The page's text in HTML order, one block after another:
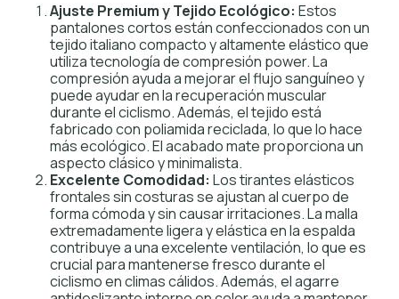
Ajuste Premium y Tejido Ecológico: Estos
pantalones cortos están confeccionados con un
tejido italiano compacto y altamente elástico que
utiliza tecnología de compresión power. La
compresión ayuda a mejorar el flujo sanguíneo y
puede ayudar en la recuperación muscular
durante el ciclismo. Además, el tejido está
fabricado con poliamida reciclada, lo que lo hace
más ecológico. El acabado mate proporciona un
aspecto clásico y minimalista.
Excelente Comodidad: Los tirantes elásticos
frontales sin costuras se ajustan al cuerpo de
forma cómoda y sin causar irritaciones. La malla
extremadamente ligera y elástica en la espalda
contribuye a una excelente ventilación, lo que es
crucial para mantenerse fresco durante el
ciclismo en climas cálidos. Además, el agarre